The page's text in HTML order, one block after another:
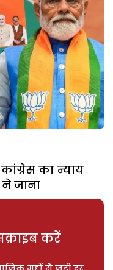
का न्याय
जाना
करें